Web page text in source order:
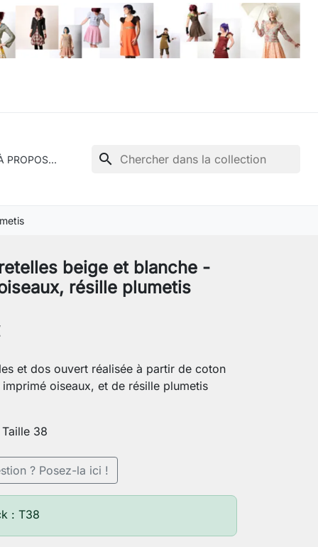
PROPOS... search
beige et blanche -
résille plumetis
et dos ouvert réalisée à partir de coton
oiseaux, et de résille plumetis
38
? Posez-la ici !
: T38